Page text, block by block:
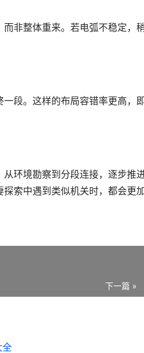
非整体重来。若电弧不稳定，
段。这样的布局容错率更高，
环境勘察到分段连接，逐步推
索中遇到类似机关时，都会更
下一篇 »
全